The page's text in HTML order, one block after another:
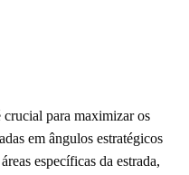
para maximizar os
em ângulos estratégicos
específicas da estrada,